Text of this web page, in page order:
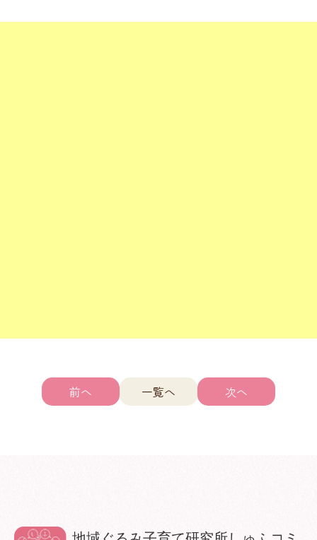
前へ 一覧へ 次へ